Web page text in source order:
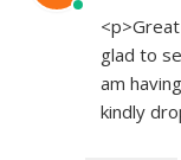
glad to
am
kindly